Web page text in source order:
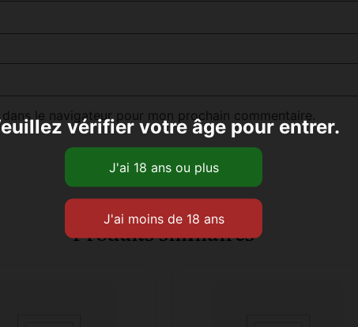
le navigateur pour mon prochain commentaire.
Produits similaires
vérifier votre âge pour entrer.